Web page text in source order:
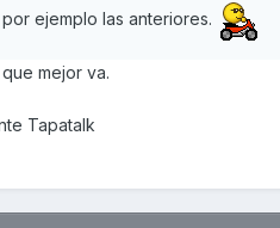
ejemplo las anteriores.
mejor va.
Tapatalk